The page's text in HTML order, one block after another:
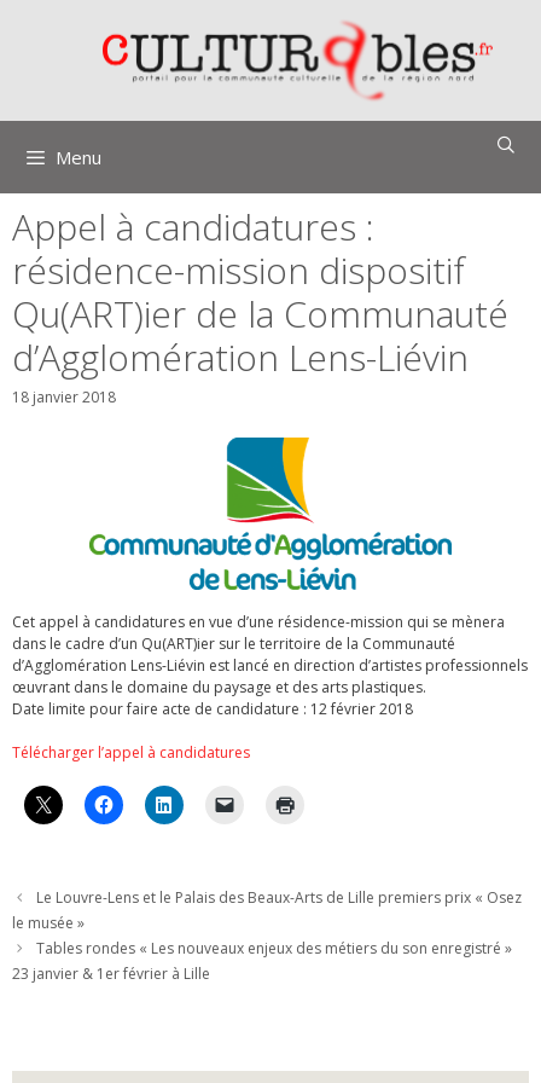
Menu
Appel à candidatures :
résidence-mission dispositif
Qu(ART)ier de la Communauté
d’Agglomération Lens-Liévin
18 janvier 2018
Cet appel à candidatures en vue d’une résidence-mission qui se mènera
dans le cadre d’un Qu(ART)ier sur le territoire de la Communauté
d’Agglomération Lens-Liévin est lancé en direction d’artistes professionnels
œuvrant dans le domaine du paysage et des arts plastiques.
Date limite pour faire acte de candidature : 12 février 2018
Télécharger l’appel à candidatures
Le Louvre-Lens et le Palais des Beaux-Arts de Lille premiers prix « Osez
le musée »
Tables rondes « Les nouveaux enjeux des métiers du son enregistré »
23 janvier & 1er février à Lille